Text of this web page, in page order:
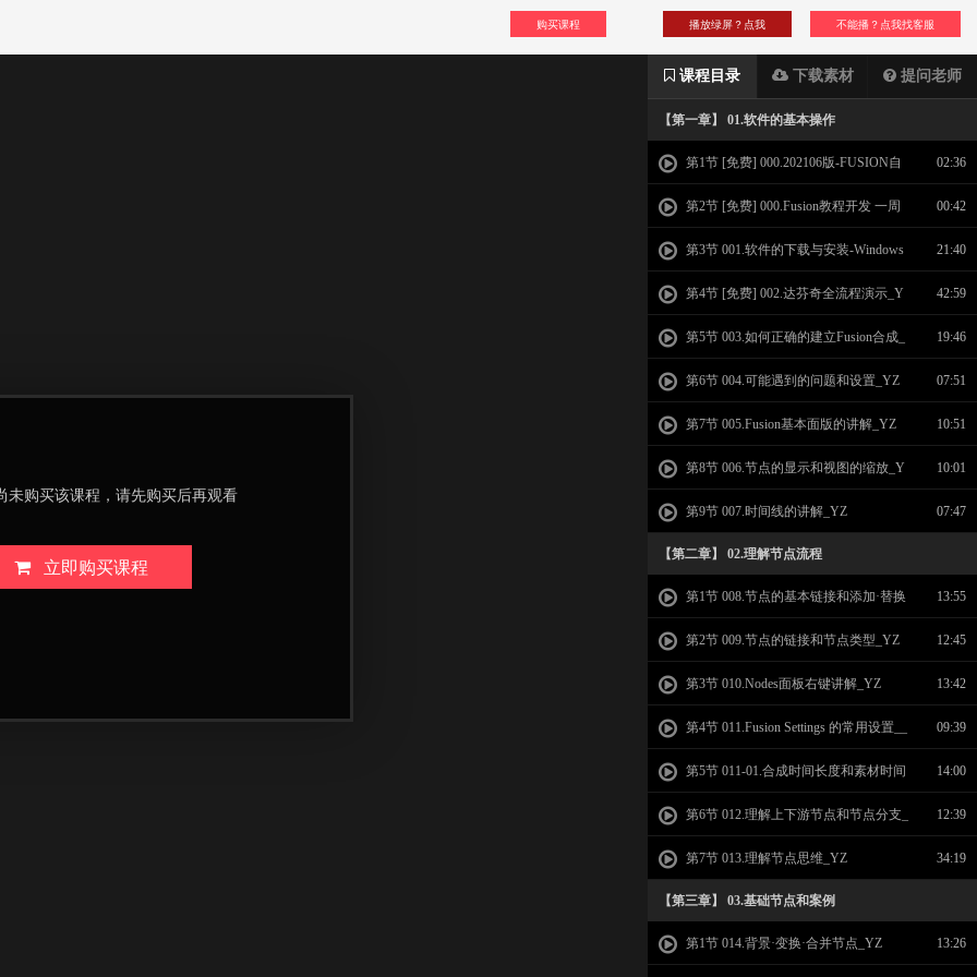
购买课程 不能播？点我找客服
播放绿屏？点我
课程目录 下载素材 提问老师
【第一章】 01.软件的基本操作
第1节 [免费] 000.202106版-FUSION自
学之路教学宣传片
02:36
第2节 [免费] 000.Fusion教程开发 一周
年纪念视频
00:42
第3节 001.软件的下载与安装-Windows
事项讲解_YZ
21:40
第4节 [免费] 002.达芬奇全流程演示_Y
Z
42:59
第5节 003.如何正确的建立Fusion合成_
YZ
19:46
第6节 004.可能遇到的问题和设置_YZ 07:51
第7节 005.Fusion基本面版的讲解_YZ 10:51
第8节 006.节点的显示和视图的缩放_Y
Z
10:01
第9节 007.时间线的讲解_YZ 07:47
【第二章】 02.理解节点流程
第1节 008.节点的基本链接和添加·替换
_YZ
13:55
第2节 009.节点的链接和节点类型_YZ 12:45
第3节 010.Nodes面板右键讲解_YZ 13:42
第4节 011.Fusion Settings 的常用设置__
YZ
09:39
第5节 011-01.合成时间长度和素材时间
长度_YZ
14:00
第6节 012.理解上下游节点和节点分支_
YZ
12:39
第7节 013.理解节点思维_YZ 34:19
【第三章】 03.基础节点和案例
第1节 014.背景·变换·合并节点_YZ 13:26
未购买该课程，请先购买后再观看
立即购买课程